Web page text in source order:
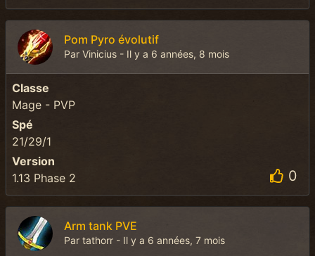
Pom Pyro évolutif
Par Vinicius - Il y a 6 années, 8 mois
Classe
Mage - PVP
Spé
21/29/1
Version
1.13 Phase 2
0
Arm tank PVE
Par tathorr - Il y a 6 années, 7 mois